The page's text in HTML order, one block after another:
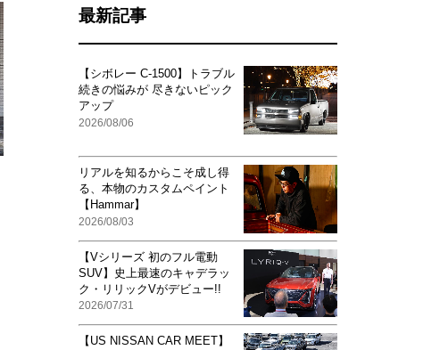
最新記事
【シボレー C-1500】トラブル
続きの悩みが 尽きないピック
アップ
2026/08/06
リアルを知るからこそ成し得
る、本物のカスタムペイント
【Hammar】
2026/08/03
【Vシリーズ 初のフル電動
SUV】史上最速のキャデラッ
ク・リリックVがデビュー!!
2026/07/31
【US NISSAN CAR MEET】